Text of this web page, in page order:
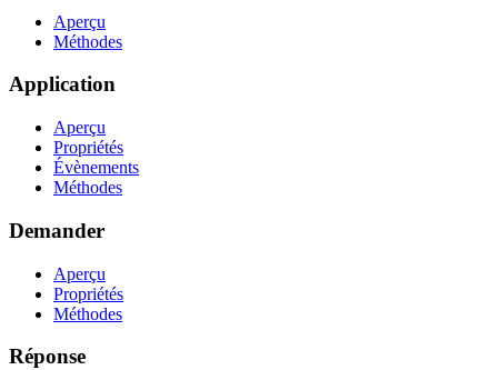
Aperçu
Méthodes
Application
Aperçu
Propriétés
Évènements
Méthodes
Demander
Aperçu
Propriétés
Méthodes
Réponse